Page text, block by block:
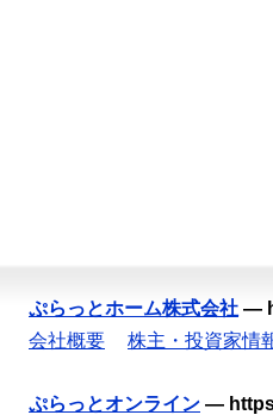
ぷらっとホーム株式会社 —
会社概要
株主・投資家情
ぷらっとオンライン —